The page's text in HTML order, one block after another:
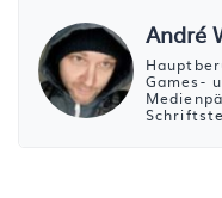
André
Games-